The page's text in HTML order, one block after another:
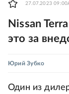
27.07.2023 09:00
Nissan
это за
Юрий Зубко
Один из